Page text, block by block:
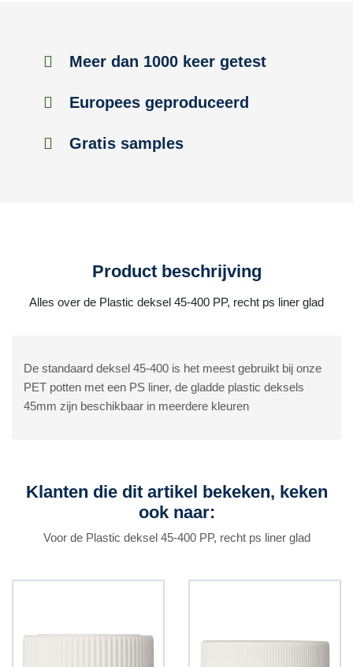
Meer dan 1000 keer getest
Europees geproduceerd
Gratis samples
Product beschrijving
Alles over de Plastic deksel 45-400 PP, recht ps liner glad
De standaard deksel 45-400 is het meest gebruikt bij onze
PET potten met een PS liner, de gladde plastic deksels
45mm zijn beschikbaar in meerdere kleuren
Klanten die dit artikel bekeken, keken
ook naar:
Voor de Plastic deksel 45-400 PP, recht ps liner glad